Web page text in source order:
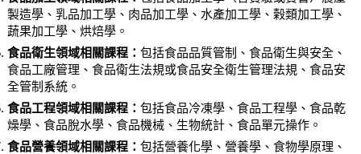
製造學、乳品加工學、肉品加工學、水產加工學、榖類加工學、
蔬果加工學、烘焙學。
食品衛生領域相關課程： 包括食品品質管制、食品衛生與安全、
食品工廠管理、食品衛生法規或食品安全衛生管理法規、食品安
全管制系統。
食品工程領域相關課程： 包括食品冷凍學、食品工程學、食品乾
燥學、食品脫水學、食品機械、生物統計、食品單元操作。
食品營養領域相關課程： 包括營養化學、營養學、食物學原理、